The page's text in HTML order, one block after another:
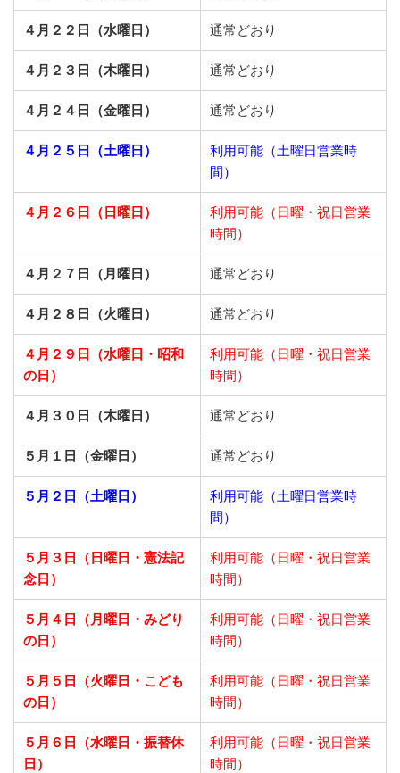
４月２２日（水曜日） 通常どおり
４月２３日（木曜日） 通常どおり
４月２４日（金曜日） 通常どおり
４月２５日（土曜日）
利用可能（土曜日営業時
間）
４月２６日（日曜日）
利用可能（日曜・祝日営業
時間）
４月２７日（月曜日） 通常どおり
４月２８日（火曜日） 通常どおり
４月２９日（水曜日・昭和
の日）
利用可能（日曜・祝日営業
時間）
４月３０日（木曜日） 通常どおり
５月１日（金曜日） 通常どおり
５月２日（土曜日）
利用可能（土曜日営業時
間）
５月３日（日曜日・憲法記
念日）
利用可能（日曜・祝日営業
時間）
５月４日（月曜日・みどり
の日）
利用可能（日曜・祝日営業
時間）
５月５日（火曜日・こども
の日）
利用可能（日曜・祝日営業
時間）
５月６日（水曜日・振替休
日）
利用可能（日曜・祝日営業
時間）